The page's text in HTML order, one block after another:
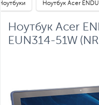
Ноутбук Acer
Ноутбук Acer
EUN314-51W